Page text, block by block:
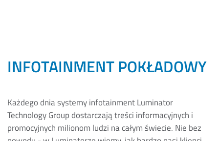
INFOTAINMENT POKŁADOWY
Każdego dnia systemy infotainment Luminator
Technology Group dostarczają treści informacyjnych i
promocyjnych milionom ludzi na całym świecie. Nie bez